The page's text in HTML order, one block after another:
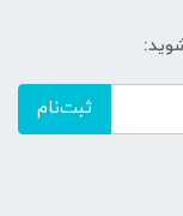
ثبت‌نام